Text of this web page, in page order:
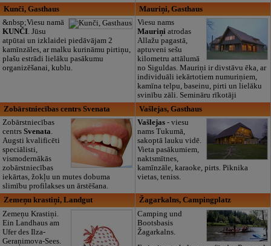
Kunči, Gasthaus
&nbsp;Viesu namā
KUNČI. Jūsu
atpūtai un izklaidei piedāvājam 2
kamīnzāles, ar malku kurināmu pirtiņu,
plašu estrādi lielāku pasākumu
organizēšanai, kublu.
Mauriņi, Gasthaus
Viesu nams
Mauriņi atrodas
Allažu pagastā,
aptuveni sešu
kilometru attālumā
no Siguldas. Mauriņi ir divstāvu ēka, ar
individuāli iekārtotiem numuriņiem,
kamīna telpu, baseinu, pirti un lielāku
svinību zāli. Semināru rīkotāji
Zobārstniecības centrs Svenata
Zobārstniecības
centrs Svenata.
Augsti kvalificēti
speciālisti,
vismodernākās
zobārstniecības
iekārtas, žokļu un mutes dobuma
slimību profilakses un ārstēšana.
Vašlejas, Gasthaus
Vašlejas - viesu
nams Tukumā,
sakoptā lauku vidē.
Vieta pasākumiem,
naktsmītnes,
kamīnzāle, karaoke, pirts. Piknika
vietas, teniss.
Zemeņu krastiņi, Landgut
Zemeņu Krastiņi.
Ein Landhaus am
Ufer des Ilza-
Geraņimova-Sees.
Žagarkalns, Campingplatz
Camping und
Bootsbasis
Žagarkalns.